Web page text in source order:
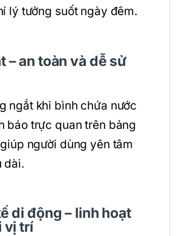
lý tưởng suốt ngày đêm.
– an toàn và dễ sử
ngắt khi bình chứa nước
báo trực quan trên bảng
người dùng yên tâm
dài.
di động – linh hoạt
vị trí